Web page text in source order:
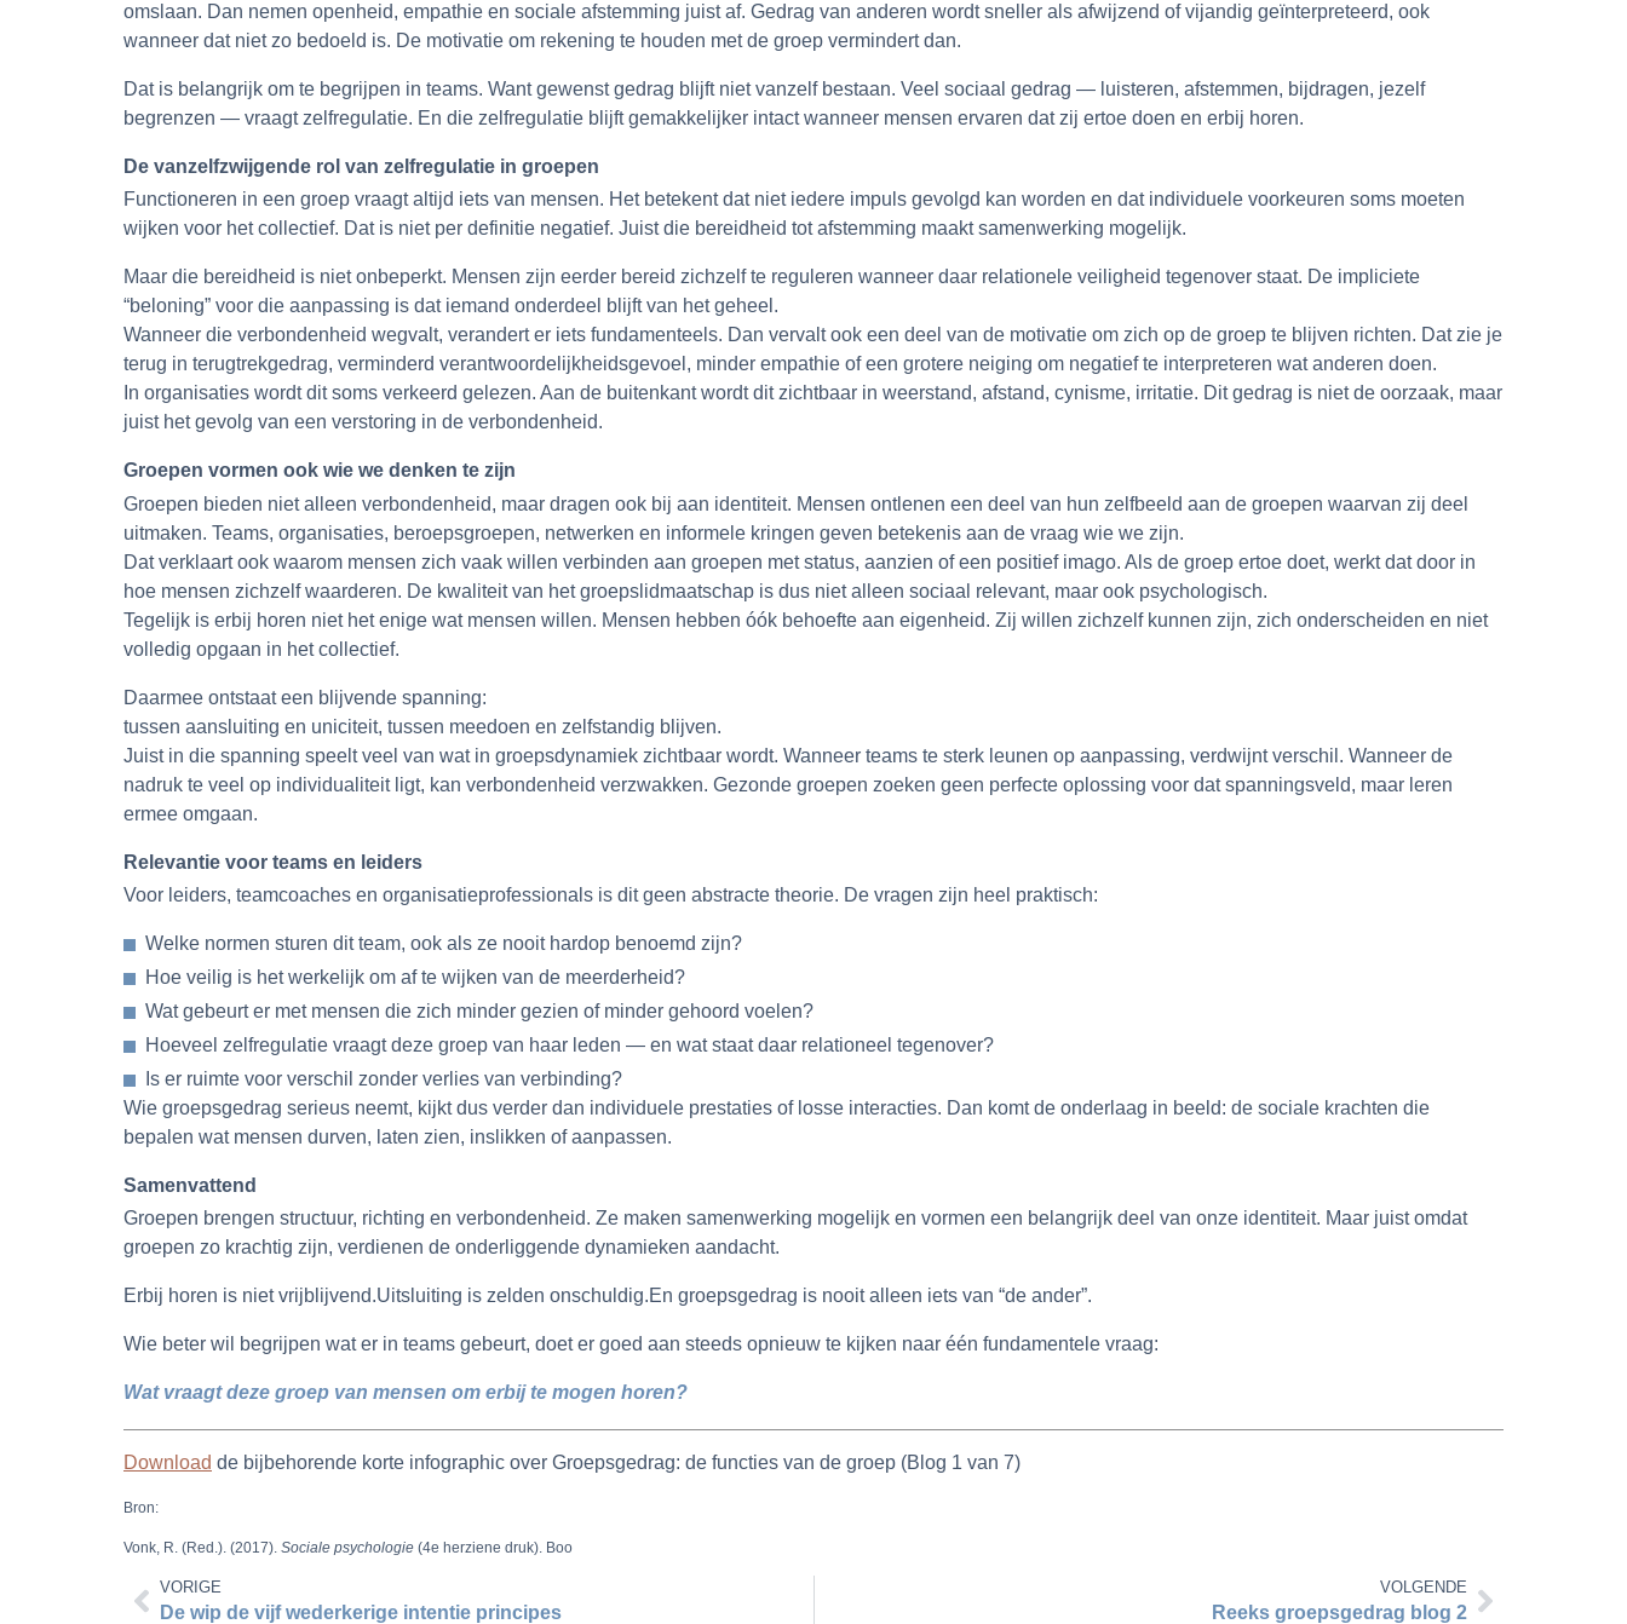
omslaan. Dan nemen openheid, empathie en sociale afstemming juist af. Gedrag van anderen wordt sneller als afwijzend of vijandig geïnterpreteerd, ook
wanneer dat niet zo bedoeld is. De motivatie om rekening te houden met de groep vermindert dan.
Dat is belangrijk om te begrijpen in teams. Want gewenst gedrag blijft niet vanzelf bestaan. Veel sociaal gedrag — luisteren, afstemmen, bijdragen, jezelf
begrenzen — vraagt zelfregulatie. En die zelfregulatie blijft gemakkelijker intact wanneer mensen ervaren dat zij ertoe doen en erbij horen.
De vanzelfzwijgende rol van zelfregulatie in groepen
Functioneren in een groep vraagt altijd iets van mensen. Het betekent dat niet iedere impuls gevolgd kan worden en dat individuele voorkeuren soms moeten
wijken voor het collectief. Dat is niet per definitie negatief. Juist die bereidheid tot afstemming maakt samenwerking mogelijk.
Maar die bereidheid is niet onbeperkt. Mensen zijn eerder bereid zichzelf te reguleren wanneer daar relationele veiligheid tegenover staat. De impliciete
“beloning” voor die aanpassing is dat iemand onderdeel blijft van het geheel.
Wanneer die verbondenheid wegvalt, verandert er iets fundamenteels. Dan vervalt ook een deel van de motivatie om zich op de groep te blijven richten. Dat zie je
terug in terugtrekgedrag, verminderd verantwoordelijkheidsgevoel, minder empathie of een grotere neiging om negatief te interpreteren wat anderen doen.
In organisaties wordt dit soms verkeerd gelezen. Aan de buitenkant wordt dit zichtbaar in weerstand, afstand, cynisme, irritatie. Dit gedrag is niet de oorzaak, maar
juist het gevolg van een verstoring in de verbondenheid.
Groepen vormen ook wie we denken te zijn
Groepen bieden niet alleen verbondenheid, maar dragen ook bij aan identiteit. Mensen ontlenen een deel van hun zelfbeeld aan de groepen waarvan zij deel
uitmaken. Teams, organisaties, beroepsgroepen, netwerken en informele kringen geven betekenis aan de vraag wie we zijn.
Dat verklaart ook waarom mensen zich vaak willen verbinden aan groepen met status, aanzien of een positief imago. Als de groep ertoe doet, werkt dat door in
hoe mensen zichzelf waarderen. De kwaliteit van het groepslidmaatschap is dus niet alleen sociaal relevant, maar ook psychologisch.
Tegelijk is erbij horen niet het enige wat mensen willen. Mensen hebben óók behoefte aan eigenheid. Zij willen zichzelf kunnen zijn, zich onderscheiden en niet
volledig opgaan in het collectief.
Daarmee ontstaat een blijvende spanning:
tussen aansluiting en uniciteit, tussen meedoen en zelfstandig blijven.
Juist in die spanning speelt veel van wat in groepsdynamiek zichtbaar wordt. Wanneer teams te sterk leunen op aanpassing, verdwijnt verschil. Wanneer de
nadruk te veel op individualiteit ligt, kan verbondenheid verzwakken. Gezonde groepen zoeken geen perfecte oplossing voor dat spanningsveld, maar leren
ermee omgaan.
Relevantie voor teams en leiders
Voor leiders, teamcoaches en organisatieprofessionals is dit geen abstracte theorie. De vragen zijn heel praktisch:
Welke normen sturen dit team, ook als ze nooit hardop benoemd zijn?
Hoe veilig is het werkelijk om af te wijken van de meerderheid?
Wat gebeurt er met mensen die zich minder gezien of minder gehoord voelen?
Hoeveel zelfregulatie vraagt deze groep van haar leden — en wat staat daar relationeel tegenover?
Is er ruimte voor verschil zonder verlies van verbinding?
Wie groepsgedrag serieus neemt, kijkt dus verder dan individuele prestaties of losse interacties. Dan komt de onderlaag in beeld: de sociale krachten die
bepalen wat mensen durven, laten zien, inslikken of aanpassen.
Samenvattend
Groepen brengen structuur, richting en verbondenheid. Ze maken samenwerking mogelijk en vormen een belangrijk deel van onze identiteit. Maar juist omdat
groepen zo krachtig zijn, verdienen de onderliggende dynamieken aandacht.
Erbij horen is niet vrijblijvend.Uitsluiting is zelden onschuldig.En groepsgedrag is nooit alleen iets van “de ander”.
Wie beter wil begrijpen wat er in teams gebeurt, doet er goed aan steeds opnieuw te kijken naar één fundamentele vraag:
Wat vraagt deze groep van mensen om erbij te mogen horen?
Download de bijbehorende korte infographic over Groepsgedrag: de functies van de groep (Blog 1 van 7)
Bron:
Vonk, R. (Red.). (2017). Sociale psychologie (4e herziene druk). Boo
VORIGE
De wip de vijf wederkerige intentie principes
VOLGENDE
Reeks groepsgedrag blog 2